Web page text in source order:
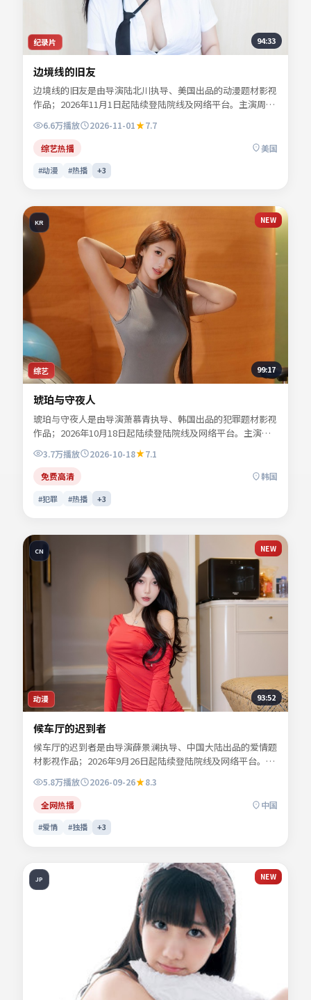
纪录片 94:33
边境线的旧友
边境线的旧友是由导演陆北川执导、美国出品的动漫题材影视
作品；2026年11月1日起陆续登陆院线及网络平台。主演周屿
森、乔叙言、苏念白、谢书砚等共同诠释一段充满转折的人物
命运。故事围绕都市边缘人物的抉择展开，情感真挚而不失悬
念。适合检索「动漫电影」「美国影片」「2026年上映」等
关键词的观众收藏。
6.6万播放 2026-11-01
7.7
综艺热播
美国
#动漫 #热播 +3
综艺
KR NEW
99:17
琥珀与守夜人
琥珀与守夜人是由导演萧慕青执导、韩国出品的犯罪题材影视
作品；2026年10月18日起陆续登陆院线及网络平台。主演谢
书砚、许临渊、陆见微、宋慕青等共同诠释一段充满转折的人
物命运。故事围绕都市边缘人物的抉择展开，情感真挚而不失
悬念。适合检索「犯罪电影」「韩国影片」「2026年上映」
等关键词的观众收藏。
3.7万播放 2026-10-18
7.1
免费高清
韩国
#犯罪 #热播 +3
动漫
CN NEW
93:52
候车厅的迟到者
候车厅的迟到者是由导演薛景澜执导、中国大陆出品的爱情题
材影视作品；2026年9月26日起陆续登陆院线及网络平台。主
演秦牧野、沈栖迟、景行止等共同诠释一段充满转折的人物命
运。节奏张弛有度，动作场面与心理刻画交替推进。可在本站
免费高清在线观看完整剧情与主创访谈摘要。
5.8万播放 2026-09-26
8.3
全网热播
中国
#爱情 #独播 +3
JP NEW